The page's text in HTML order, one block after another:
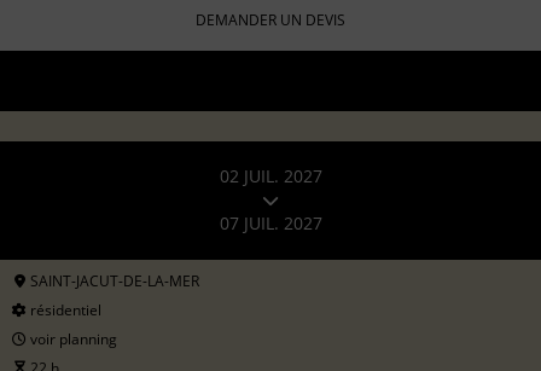
DEMANDER UN DEVIS
02 JUIL. 2027
07 JUIL. 2027
SAINT-JACUT-DE-LA-MER
résidentiel
voir planning